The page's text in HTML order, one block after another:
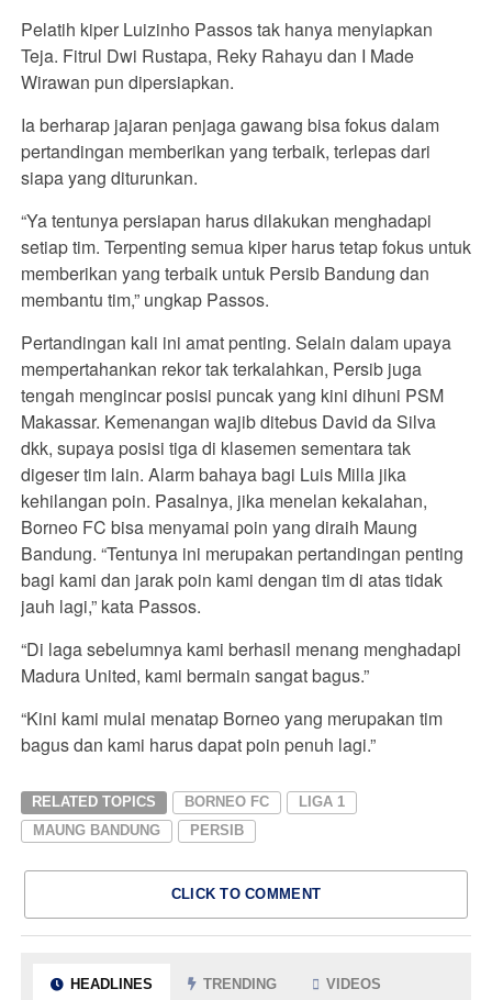
Pelatih kiper Luizinho Passos tak hanya menyiapkan
Teja. Fitrul Dwi Rustapa, Reky Rahayu dan I Made
Wirawan pun dipersiapkan.
Ia berharap jajaran penjaga gawang bisa fokus dalam
pertandingan memberikan yang terbaik, terlepas dari
siapa yang diturunkan.
“Ya tentunya persiapan harus dilakukan menghadapi
setiap tim. Terpenting semua kiper harus tetap fokus untuk
memberikan yang terbaik untuk Persib Bandung dan
membantu tim,” ungkap Passos.
Pertandingan kali ini amat penting. Selain dalam upaya
mempertahankan rekor tak terkalahkan, Persib juga
tengah mengincar posisi puncak yang kini dihuni PSM
Makassar. Kemenangan wajib ditebus David da Silva
dkk, supaya posisi tiga di klasemen sementara tak
digeser tim lain. Alarm bahaya bagi Luis Milla jika
kehilangan poin. Pasalnya, jika menelan kekalahan,
Borneo FC bisa menyamai poin yang diraih Maung
Bandung. “Tentunya ini merupakan pertandingan penting
bagi kami dan jarak poin kami dengan tim di atas tidak
jauh lagi,” kata Passos.
“Di laga sebelumnya kami berhasil menang menghadapi
Madura United, kami bermain sangat bagus.”
“Kini kami mulai menatap Borneo yang merupakan tim
bagus dan kami harus dapat poin penuh lagi.”
RELATED TOPICS BORNEO FC
LIGA 1
MAUNG BANDUNG
PERSIB
CLICK TO COMMENT
HEADLINES TRENDING VIDEOS